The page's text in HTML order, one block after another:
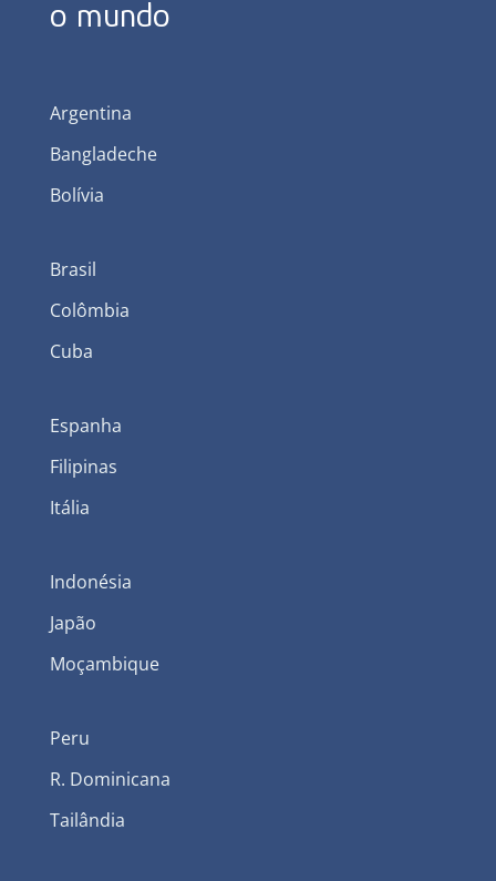
o mundo
Argentina
Bangladeche
Bolívia
Brasil
Colômbia
Cuba
Espanha
Filipinas
Itália
Indonésia
Japão
Moçambique
Peru
R. Dominicana
Tailândia